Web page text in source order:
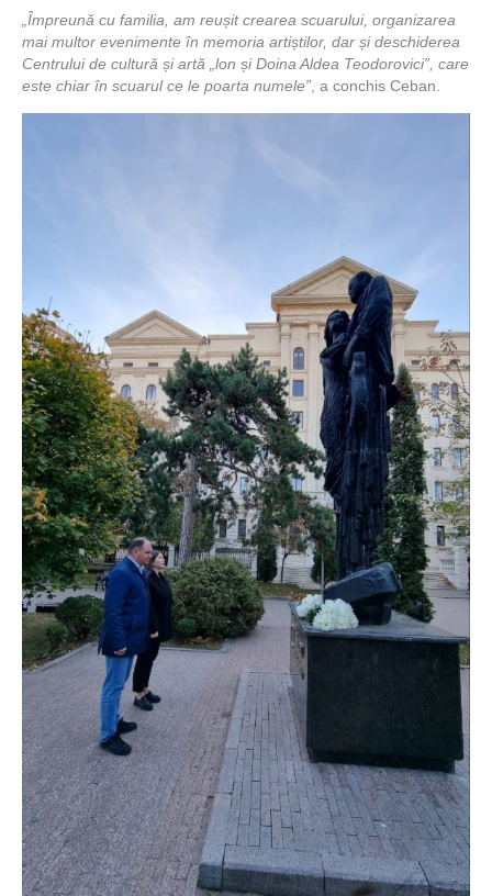
„Împreună cu familia, am reușit crearea scuarului, organizarea
mai multor evenimente în memoria artiștilor, dar și deschiderea
Centrului de cultură și artă „lon și Doina Aldea Teodorovici”, care
este chiar în scuarul ce le poarta numele”, a conchis Ceban.